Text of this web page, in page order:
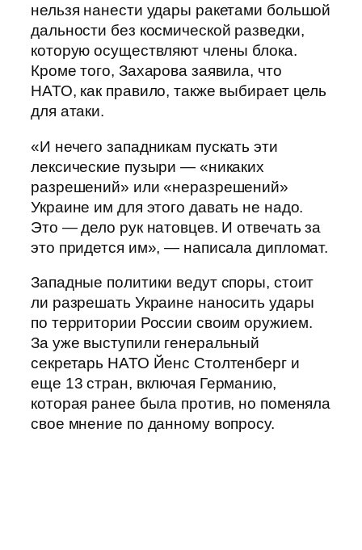
нельзя нанести удары ракетами большой
дальности без космической разведки,
которую осуществляют члены блока.
Кроме того, Захарова заявила, что
НАТО, как правило, также выбирает цель
для атаки.
«И нечего западникам пускать эти
лексические пузыри — «никаких
разрешений» или «неразрешений»
Украине им для этого давать не надо.
Это — дело рук натовцев. И отвечать за
это придется им», — написала дипломат.
Западные политики ведут споры, стоит
ли разрешать Украине наносить удары
по территории России своим оружием.
За уже выступили генеральный
секретарь НАТО Йенс Столтенберг и
еще 13 стран, включая Германию,
которая ранее была против, но поменяла
свое мнение по данному вопросу.